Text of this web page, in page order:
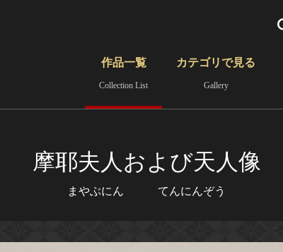
さらに詳細検索
作品一覧
Collection List
カテゴリで見る
Gallery
摩耶夫人および天人像
まやぶにん てんにんぞう